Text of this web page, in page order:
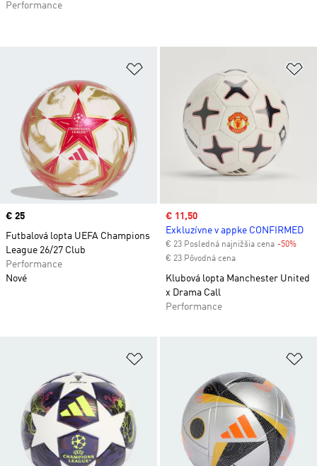
Pridať do zoznamu želaných
Price
€ 25
Futbalová lopta UEFA Champions
League 26/27 Club
Performance
Nové
Sale price
€ 11,50
Exkluzívne v appke CONFIRMED
€ 23 Posledná najnižšia cena -50%
€ 23 Pôvodná cena
Klubová lopta Manchester United
x Drama Call
Performance
Pridať do zoznamu želaných
Performance